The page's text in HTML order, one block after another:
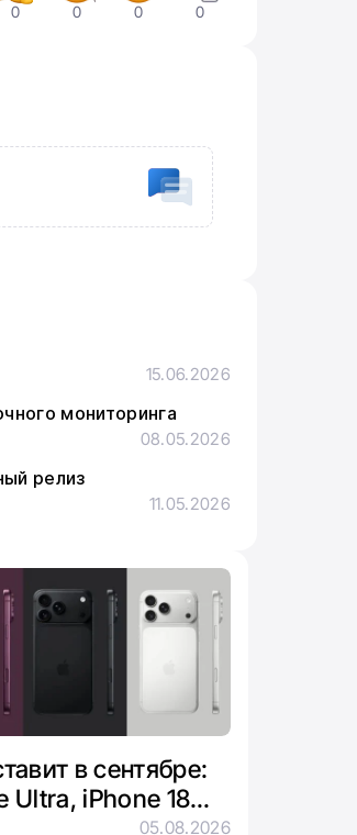
0 0 0 0
15.06.2026
мониторинга
08.05.2026
релиз
11.05.2026
в сентябре:
Ultra, iPhone 18
05.08.2026